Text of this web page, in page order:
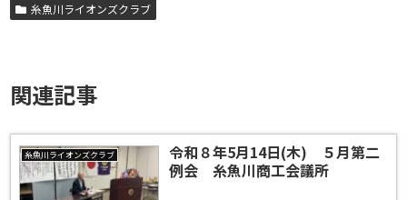
糸魚川ライオンズクラブ
関連記事
糸魚川ライオンズクラブ
令和８年5月14日(木) ５月第二
例会 糸魚川商工会議所